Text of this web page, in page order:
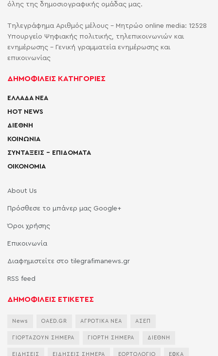
όλης της δημοσιογραφικής ομάδας μας.
Τηλεγράφημα Αριθμός μέλους - Μητρώο online media: 12528
Υπουργείο Ψηφιακής πολιτικής, τηλεπικοινωνιών και
ενημέρωσης - Γενική γραμματεία ενημέρωσης και
επικοινωνίας
ΔΗΜΟΦΙΛΕΙΣ ΚΑΤΗΓΟΡΙΕΣ
ΕΛΛΑΔΑ ΝΕΑ
HOT NEWS
ΔΙΕΘΝΗ
ΚΟΙΝΩΝΙΑ
ΣΥΝΤΑΞΕΙΣ – ΕΠΙΔΟΜΑΤΑ
ΟΙΚΟΝΟΜΙΑ
About Us
Πρόσθεσε το μπάνερ μας Google+
Όροι χρήσης
Επικοινωνία
Διαφημιστείτε στο tilegrafimanews.gr
RSS feed
ΔΗΜΟΦΙΛΕΙΣ ΕΤΙΚΕΤΕΣ
News OAED.GR ΑΓΡΟΤΙΚΑ ΝΕΑ ΑΣΕΠ
ΓΙΟΡΤΑΖΟΥΝ ΣΗΜΕΡΑ ΓΙΟΡΤΗ ΣΗΜΕΡΑ ΔΙΕΘΝΗ
ΕΙΔΗΣΕΙΣ ΕΙΔΗΣΕΙΣ ΣΗΜΕΡΑ ΕΟΡΤΟΛΟΓΙΟ ΕΦΚΑ